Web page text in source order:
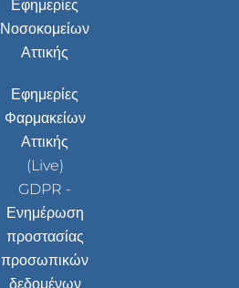
Εφημερίες
Νοσοκομείων
Αττικής
Εφημερίες
Φαρμακείων
Αττικής
(Live)
GDPR -
Ενημέρωση
προστασίας
προσωπικών
δεδομένων